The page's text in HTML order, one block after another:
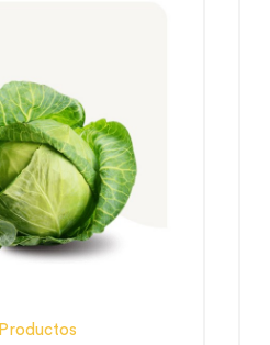
Productos